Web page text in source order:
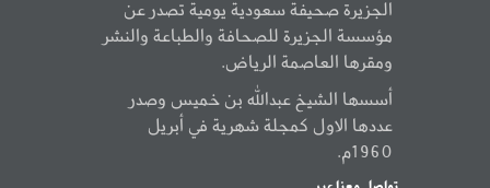
الجزيرة صحيفة سعودية يومية تصدر عن
مؤسسة الجزيرة للصحافة والطباعة والنشر
ومقرها العاصمة الرياض.
أسسها الشيخ عبدالله بن خميس وصدر
عددها الاول كمجلة شهرية في أبريل
1960م.